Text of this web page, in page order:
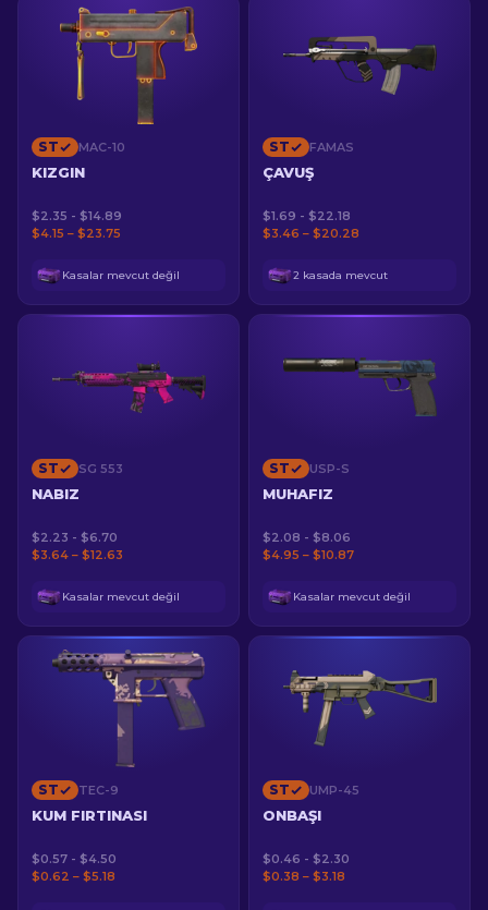
ST MAC-10
KIZGIN
$2.35 - $14.89
$4.15 – $23.75
Kasalar mevcut değil
ST FAMAS
ÇAVUŞ
$1.69 - $22.18
$3.46 – $20.28
2 kasada mevcut
ST SG 553
NABIZ
$2.23 - $6.70
$3.64 – $12.63
Kasalar mevcut değil
ST USP-S
MUHAFIZ
$2.08 - $8.06
$4.95 – $10.87
Kasalar mevcut değil
ST TEC-9
KUM FIRTINASI
$0.57 - $4.50
$0.62 – $5.18
ST UMP-45
ONBAŞI
$0.46 - $2.30
$0.38 – $3.18